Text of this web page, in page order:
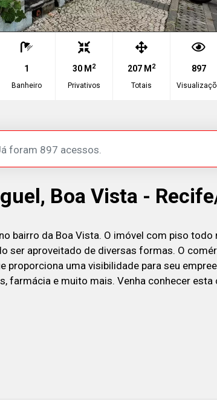
1
Banheiro
30 M 2
Privativos
207 M 2
Totais
897
foram 897 acessos.
Boa Vista -
bairro da Boa Vista. O imóvel com piso todo
ser aproveitado de diversas formas. O
proporciona uma visibilidade para seu
farmácia e muito mais. Venha conhecer